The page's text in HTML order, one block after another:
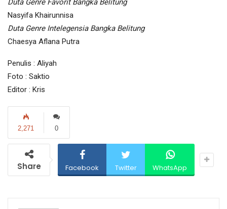
Duta Genre Favorit Bangka Belitung
Nasyifa Khairunnisa
Duta Genre Intelegensia Bangka Belitung
Chaesya Aflana Putra
Penulis : Aliyah
Foto : Saktio
Editor : Kris
0
2,271
Share Facebook Twitter WhatsApp